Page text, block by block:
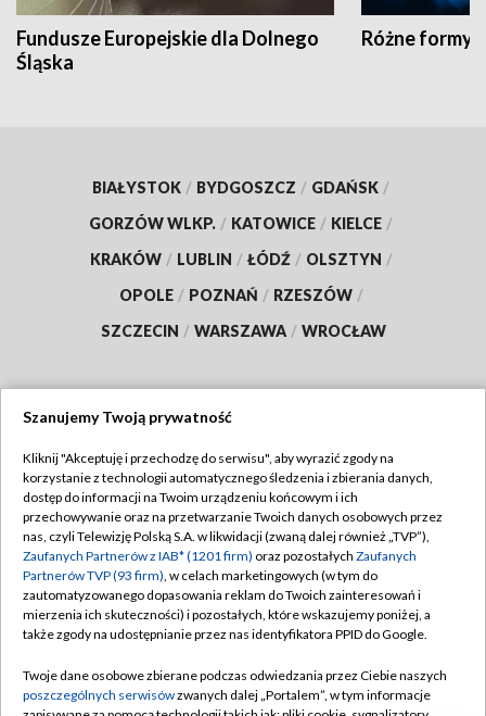
Fundusze Europejskie dla Dolnego
Śląska
Różne formy
BIAŁYSTOK / BYDGOSZCZ / GDAŃSK /
GORZÓW WLKP. / KATOWICE / KIELCE /
KRAKÓW / LUBLIN / ŁÓDŹ / OLSZTYN /
OPOLE / POZNAŃ / RZESZÓW /
SZCZECIN / WARSZAWA / WROCŁAW
TVP
Abonament TVP
Emisja w TVP
Centrum informacji TVP
Naziemna Telewizja Cyfrowa
Rada Programowa
Regulamin TVP
Polityka prywatności
Moje zgody
Pomoc
Kontakt
Szanujemy Twoją prywatność
Kliknij "Akceptuję i przechodzę do serwisu", aby wyrazić zgody na
korzystanie z technologii automatycznego śledzenia i zbierania danych,
dostęp do informacji na Twoim urządzeniu końcowym i ich
przechowywanie oraz na przetwarzanie Twoich danych osobowych przez
nas, czyli Telewizję Polską S.A. w likwidacji (zwaną dalej również „TVP”),
Zaufanych Partnerów z IAB* (1201 firm) oraz pozostałych Zaufanych
Partnerów TVP (93 firm), w celach marketingowych (w tym do
zautomatyzowanego dopasowania reklam do Twoich zainteresowań i
mierzenia ich skuteczności) i pozostałych, które wskazujemy poniżej, a
także zgody na udostępnianie przez nas identyfikatora PPID do Google.
Twoje dane osobowe zbierane podczas odwiedzania przez Ciebie naszych
poszczególnych serwisówzwanych dalej „Portalem”, w tym informacje